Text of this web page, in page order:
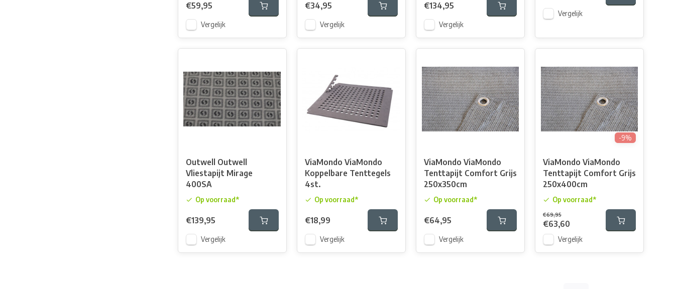
€59,95
Vergelijk
€34,95
Vergelijk
€134,95
Vergelijk
Vergelijk
Outwell Outwell
Vliestapijt Mirage
400SA
Op voorraad*
€139,95
Vergelijk
ViaMondo ViaMondo
Koppelbare Tenttegels
4st.
Op voorraad*
€18,99
Vergelijk
ViaMondo ViaMondo
Tenttapijt Comfort Grijs
250x350cm
Op voorraad*
€64,95
Vergelijk
-9%
ViaMondo ViaMondo
Tenttapijt Comfort Grijs
250x400cm
Op voorraad*
€69,95
€63,60
Vergelijk